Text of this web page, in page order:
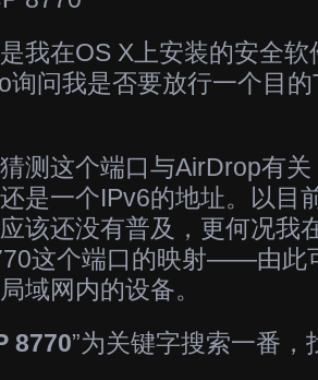
我在OS X上安装的安全
询问我是否要放行一个目
测这个端口与AirDrop有
是一个IPv6的地址。以目
该还没有普及，更何况我
这个端口的映射——由此
域网内的设备。
8770”为关键字搜索一番